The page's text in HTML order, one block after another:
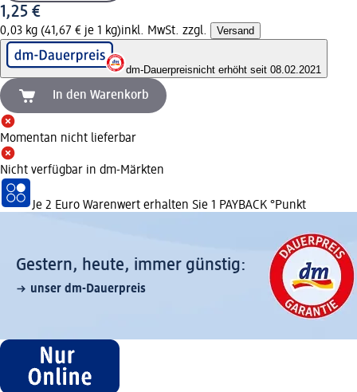
1,25 €
0,03 kg (41,67 € je 1 kg)inkl. MwSt. zzgl. Versand
dm-Dauerpreisnicht erhöht seit 08.02.2021
In den Warenkorb
Momentan nicht lieferbar
Nicht verfügbar in dm-Märkten
Je 2 Euro Warenwert erhalten Sie 1 PAYBACK °Punkt
Gestern, heute, immer günstig:
unser dm-Dauerpreis